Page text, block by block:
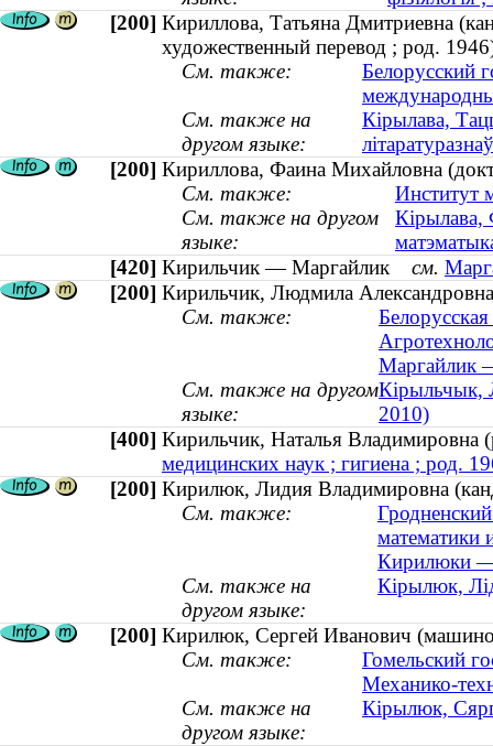
[200] Кириллова, Татьяна Дмитриевна
художественный перевод ; род.
См. также:
Белорусский
См. также на
другом языке:
Кiрылава,
[200] Кириллова, Фаина Михайловна
См. также:
Институт
См. также на другом
языке:
Кірылава,
[420] Кирильчик — Маргайлик см.
[200] Кирильчик, Людмила
См. также:
Маргайлик
См. также на другом
языке:
Кірыльчык,
2010)
[400] Кирильчик, Наталья
медицинских наук ; гигиена ; род.
[200] Кирилюк, Лидия Владимировна
См. также:
математики
Кирилюки —
См. также на
другом языке:
Кірылюк,
[200] Кирилюк, Сергей Иванович
См. также:
Гомельский
Механико-
См. также на
другом языке:
Кірылюк,